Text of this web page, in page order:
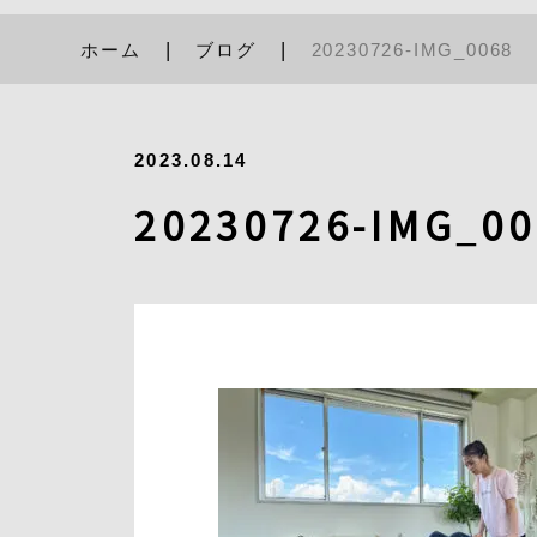
ホーム ブログ 20230726-IMG_0068
2023.08.14
20230726-